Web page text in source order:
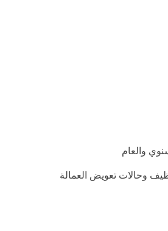
والعام
وحالات تعويض العمالة